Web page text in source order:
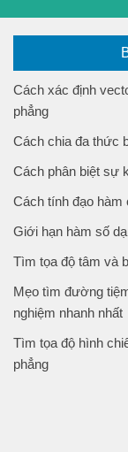
Cách xác định
phẳng
Cách chia đa thức
Cách phân biệt sự
Cách tính đạo
Giới hạn hàm số
Tìm tọa độ tâm và
Mẹo tìm đường
nghiệm nhanh nhất
Tìm tọa độ hình
phẳng